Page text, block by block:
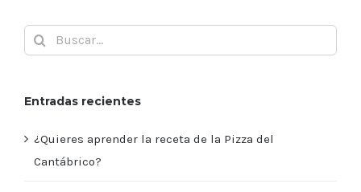
Buscar:
Entradas recientes
¿Quieres aprender la receta de la Pizza del
Cantábrico?